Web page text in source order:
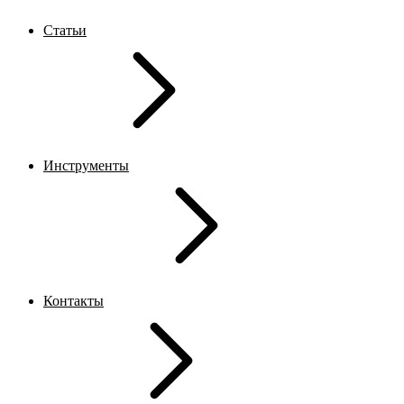
Статьи
Инструменты
Контакты